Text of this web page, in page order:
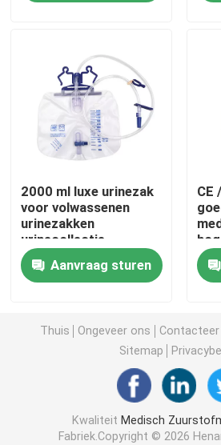
Venturi-zuurstofmasker
Draagbaar Zuurstofmasker
Beschikbare Steriele Spuit
De Reeks van de
Silicone Met een laag bedekte
Chirurgisch het Kleden zich
Gauze Cotton Swab
2000 ml luxe urinezak
voor volwassenen
urinezakken
urinecollectie
draagbare urinezak
Aanvraag sturen
CE
Thuis Ongeveer ons
Sitemap
Kwaliteit Medisch
Fabriek.Copyright © 2026